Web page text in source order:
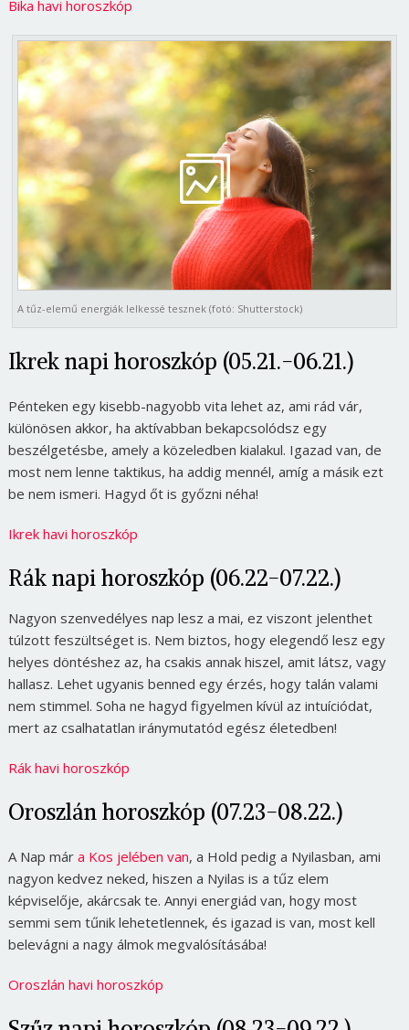
Bika havi horoszkóp
A tűz-elemű energiák lelkessé tesznek (fotó: Shutterstock)
Ikrek napi horoszkóp (05.21.-06.21.)
Pénteken egy kisebb-nagyobb vita lehet az, ami rád vár,
különösen akkor, ha aktívabban bekapcsolódsz egy
beszélgetésbe, amely a közeledben kialakul. Igazad van, de
most nem lenne taktikus, ha addig mennél, amíg a másik ezt
be nem ismeri. Hagyd őt is győzni néha!
Ikrek havi horoszkóp
Rák napi horoszkóp (06.22-07.22.)
Nagyon szenvedélyes nap lesz a mai, ez viszont jelenthet
túlzott feszültséget is. Nem biztos, hogy elegendő lesz egy
helyes döntéshez az, ha csakis annak hiszel, amit látsz, vagy
hallasz. Lehet ugyanis benned egy érzés, hogy talán valami
nem stimmel. Soha ne hagyd figyelmen kívül az intuíciódat,
mert az csalhatatlan iránymutatód egész életedben!
Rák havi horoszkóp
Oroszlán horoszkóp (07.23-08.22.)
A Nap már a Kos jelében van, a Hold pedig a Nyilasban, ami
nagyon kedvez neked, hiszen a Nyilas is a tűz elem
képviselője, akárcsak te. Annyi energiád van, hogy most
semmi sem tűnik lehetetlennek, és igazad is van, most kell
belevágni a nagy álmok megvalósításába!
Oroszlán havi horoszkóp